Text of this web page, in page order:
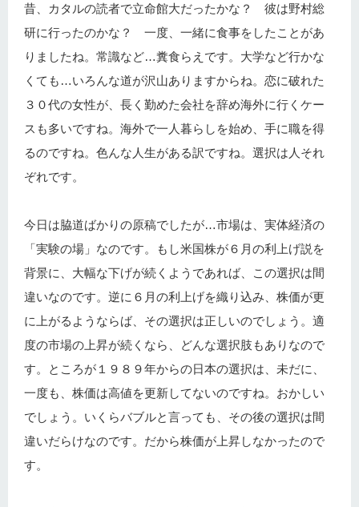
昔、カタルの読者で立命館大だったかな？ 彼は野村総
研に行ったのかな？ 一度、一緒に食事をしたことがあ
りましたね。常識など…糞食らえです。大学など行かな
くても…いろんな道が沢山ありますからね。恋に破れた
３０代の女性が、長く勤めた会社を辞め海外に行くケー
スも多いですね。海外で一人暮らしを始め、手に職を得
るのですね。色んな人生がある訳ですね。選択は人それ
ぞれです。
今日は脇道ばかりの原稿でしたが…市場は、実体経済の
「実験の場」なのです。もし米国株が６月の利上げ説を
背景に、大幅な下げが続くようであれば、この選択は間
違いなのです。逆に６月の利上げを織り込み、株価が更
に上がるようならば、その選択は正しいのでしょう。適
度の市場の上昇が続くなら、どんな選択肢もありなので
す。ところが１９８９年からの日本の選択は、未だに、
一度も、株価は高値を更新してないのですね。おかしい
でしょう。いくらバブルと言っても、その後の選択は間
違いだらけなのです。だから株価が上昇しなかったので
す。